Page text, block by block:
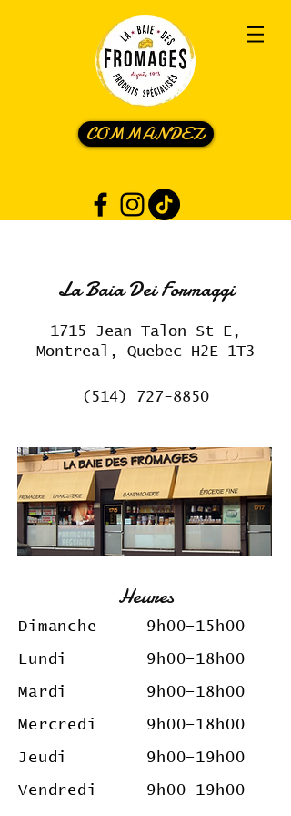
COMMANDEZ
La Baia Dei Formaggi
1715 Jean Talon St E,
Montreal, Quebec H2E 1T3
(514) 727-8850
Heures
Dimanche 9 h00–15h00
Lundi 9h00–18h00
Mardi 9h00–18 h00
Mercredi 9h00–18 h00
Jeudi 9h00–19 h00
Vendredi 9h00–19 h00